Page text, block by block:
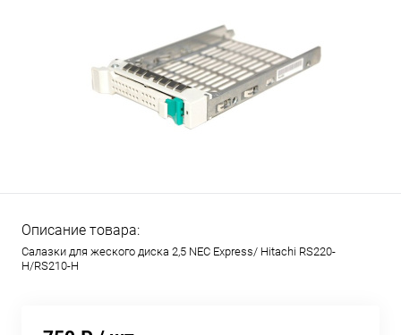
Описание товара:
Салазки для жеского диска 2,5 NEC Express/ Hitachi RS220-
H/RS210-H